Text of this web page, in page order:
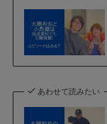
あわせて読みたい